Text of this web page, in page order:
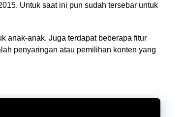
Untuk saat ini pun sudah tersebar untuk
anak-anak. Juga terdapat beberapa fitur
penyaringan atau pemilihan konten yang